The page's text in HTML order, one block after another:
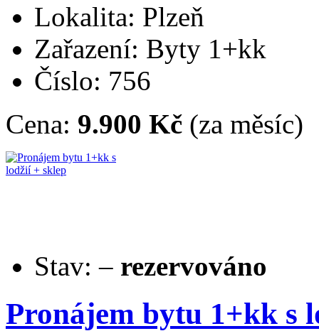
Lokalita: Plzeň
Zařazení: Byty 1+kk
Číslo: 756
Cena: 9.900 Kč (za měsíc)
Stav: – rezervováno
Pronájem bytu 1+kk s